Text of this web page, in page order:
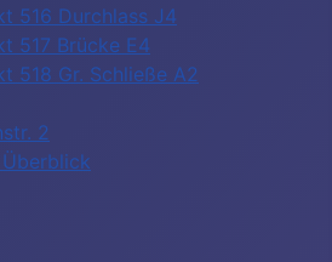
516 Durchlass J4
517 Brücke E4
518 Gr. Schließe A2
2